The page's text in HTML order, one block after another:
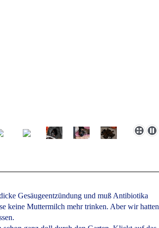
Gesäugeentzündung und muß Antibiotika
keine Muttermilch mehr trinken. Aber wir hatten